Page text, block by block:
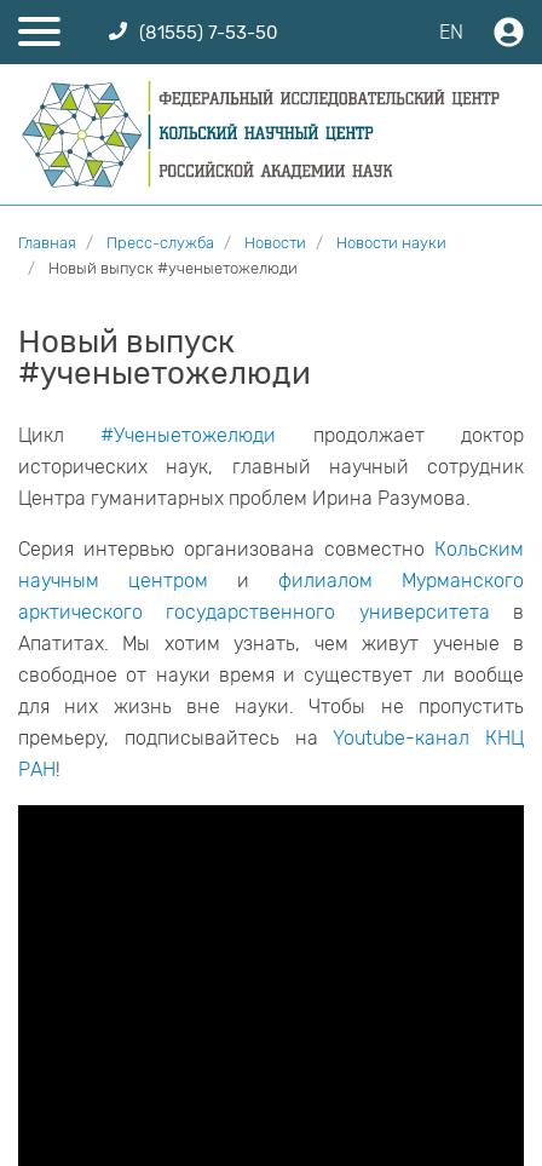
(81555) 7-53-50 EN
Главная Пресс-служба Новости
Новости науки
Новый выпуск #ученыетожелюди
Новый выпуск
#ученыетожелюди
Цикл#Ученыетожелюди продолжает доктор
исторических наук, главный научный сотрудник
Центра гуманитарных проблем Ирина Разумова.
Серия интервью организована совместно Кольским
научным центром и филиалом Мурманского
арктического государственного университета в
Апатитах. Мы хотим узнать, чем живут ученые в
свободное от науки время и существует ли вообще
для них жизнь вне науки. Чтобы не пропустить
премьеру, подписывайтесь наYoutube-канал КНЦ
РАН!